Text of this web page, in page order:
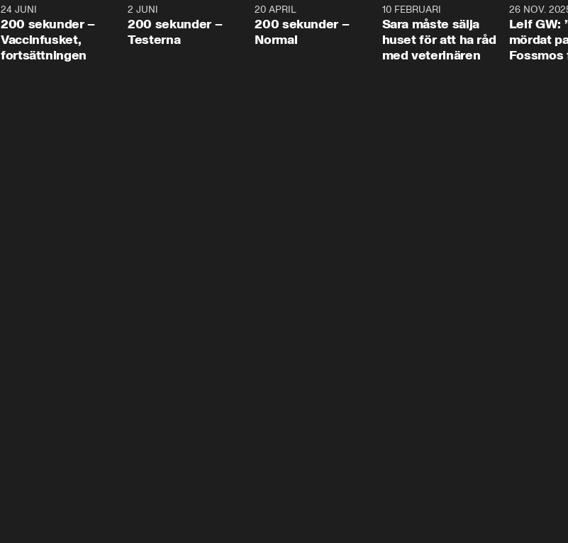
5:00
24 JUNI
200 sekunder –
Vaccinfusket,
fortsättningen
4:23
2 JUNI
200 sekunder –
Testerna
20 APRIL
200 sekunder –
Normal
10 FEBRUARI
Sara måste sälja
huset för att ha råd
med veterinären
26 NOV.
Leif GW:
mördat
Fossmos